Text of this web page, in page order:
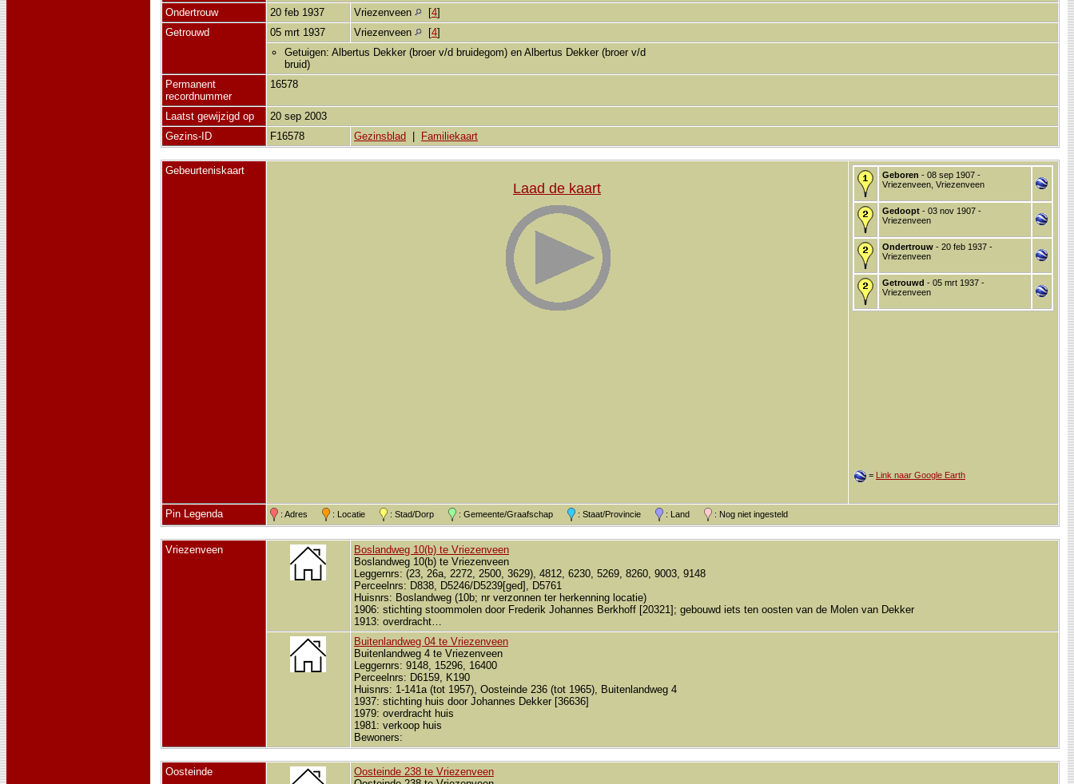
Ondertrouw
20 feb 1937 Vriezenveen [4]
Getrouwd
05 mrt 1937 Vriezenveen [4]
Getuigen: Albertus Dekker (broer v/d bruidegom) en Albertus Dekker (broer v/d
bruid)
Permanent
recordnummer
16578
Laatst gewijzigd op
20 sep 2003
Gezins-ID
F16578 Gezinsblad Familiekaart
Gebeurteniskaart
Laad de kaart
Geboren - 08 sep 1907 -
Vriezenveen, Vriezenveen
Gedoopt - 03 nov 1907 -
Vriezenveen
Ondertrouw - 20 feb 1937 -
Vriezenveen
Getrouwd - 05 mrt 1937 -
Vriezenveen
= Link naar Google Earth
Pin Legenda : Adres : Locatie : Stad/Dorp : Gemeente/Graafschap : Staat/Provincie : Land : Nog niet ingesteld
Vriezenveen
Boslandweg 10(b) te Vriezenveen
Boslandweg 10(b) te Vriezenveen
Leggernrs: (23, 26a, 2272, 2500, 3629), 4812, 6230, 5269, 8260, 9003, 9148
Perceelnrs: D838, D5246/D5239[ged], D5761
Huisnrs: Boslandweg (10b; nr verzonnen ter herkenning locatie)
1906: stichting stoommolen door Frederik Johannes Berkhoff [20321]; gebouwd iets ten oosten van de Molen van Dekker
1913: overdracht…
Buitenlandweg 04 te Vriezenveen
Buitenlandweg 4 te Vriezenveen
Leggernrs: 9148, 15296, 16400
Perceelnrs: D6159, K190
Huisnrs: 1-141a (tot 1957), Oosteinde 236 (tot 1965), Buitenlandweg 4
1937: stichting huis door Johannes Dekker [36636]
1979: overdracht huis
1981: verkoop huis
Bewoners:
Oosteinde
Oosteinde 238 te Vriezenveen